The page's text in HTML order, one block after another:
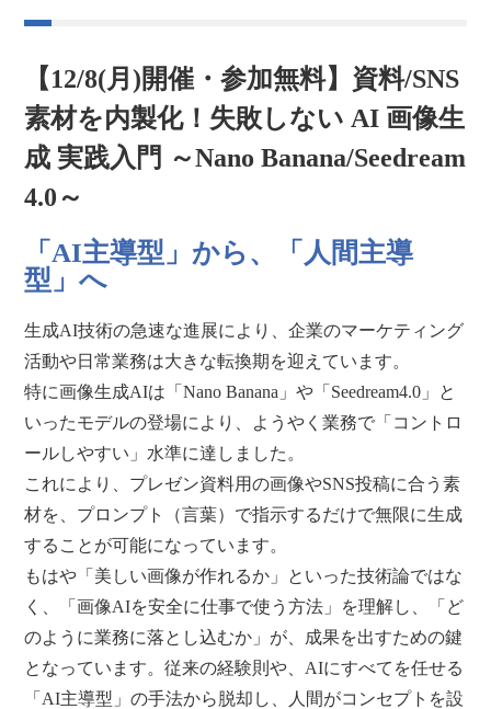
【12/8(月)開催・参加無料】資料/SNS
素材を内製化！失敗しない AI 画像生
成 実践入門 ～Nano Banana/Seedream
4.0～
「AI主導型」から、「人間主導
型」へ
生成AI技術の急速な進展により、企業のマーケティング
活動や日常業務は大きな転換期を迎えています。
特に画像生成AIは「Nano Banana」や「Seedream4.0」と
いったモデルの登場により、ようやく業務で「コントロ
ールしやすい」水準に達しました。
これにより、プレゼン資料用の画像やSNS投稿に合う素
材を、プロンプト（言葉）で指示するだけで無限に生成
することが可能になっています。
もはや「美しい画像が作れるか」といった技術論ではな
く、「画像AIを安全に仕事で使う方法」を理解し、「ど
のように業務に落とし込むか」が、成果を出すための鍵
となっています。従来の経験則や、AIにすべてを任せる
「AI主導型」の手法から脱却し、人間がコンセプトを設